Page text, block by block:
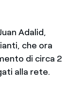
Adalid,
che ora
di circa 2
alla rete.